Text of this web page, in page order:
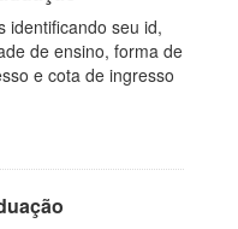
identificando seu id,
de ensino, forma de
e cota de ingresso